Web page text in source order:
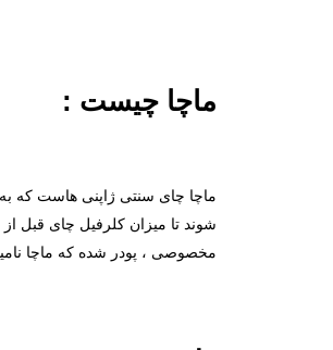
ماچا چیست :
ماچا چای سنتی ژاپنی هاست که
شوند تا میزان کلرفیل چای
مخصوصی ، پودر شده که ماچا